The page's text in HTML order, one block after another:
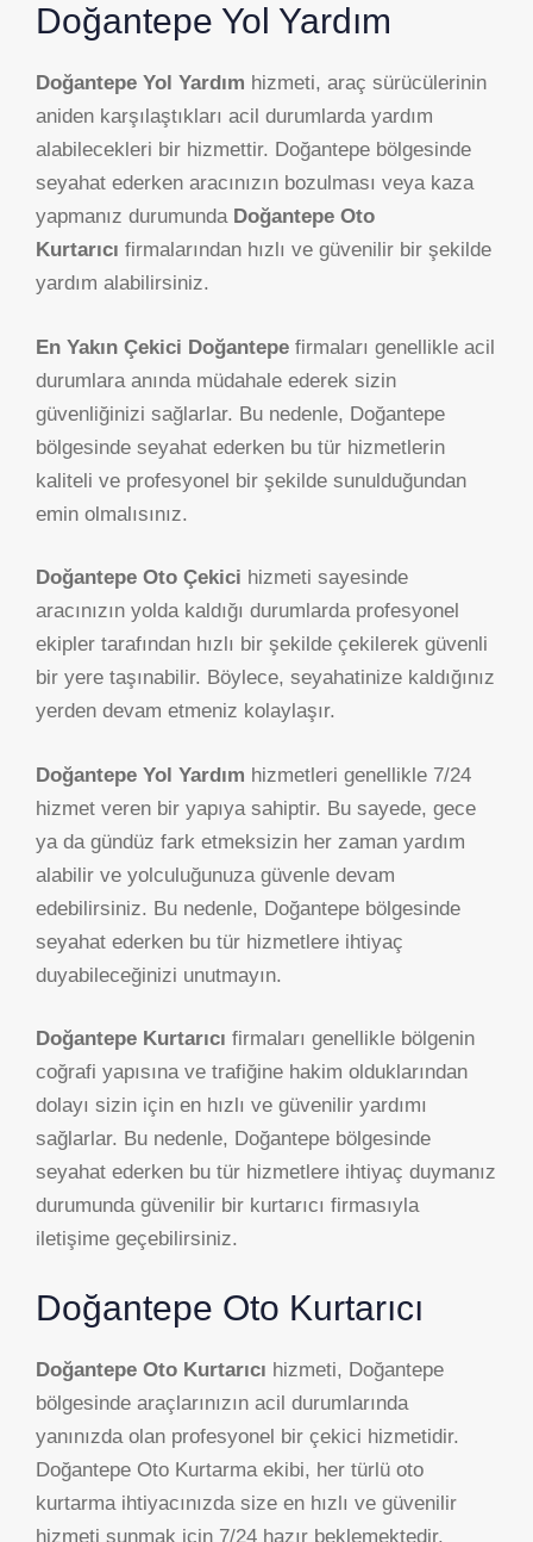
Doğantepe Yol Yardım
Doğantepe Yol Yardım hizmeti, araç sürücülerinin
aniden karşılaştıkları acil durumlarda yardım
alabilecekleri bir hizmettir. Doğantepe bölgesinde
seyahat ederken aracınızın bozulması veya kaza
yapmanız durumunda Doğantepe Oto
Kurtarıcı firmalarından hızlı ve güvenilir bir şekilde
yardım alabilirsiniz.
En Yakın Çekici Doğantepe firmaları genellikle acil
durumlara anında müdahale ederek sizin
güvenliğinizi sağlarlar. Bu nedenle, Doğantepe
bölgesinde seyahat ederken bu tür hizmetlerin
kaliteli ve profesyonel bir şekilde sunulduğundan
emin olmalısınız.
Doğantepe Oto Çekici hizmeti sayesinde
aracınızın yolda kaldığı durumlarda profesyonel
ekipler tarafından hızlı bir şekilde çekilerek güvenli
bir yere taşınabilir. Böylece, seyahatinize kaldığınız
yerden devam etmeniz kolaylaşır.
Doğantepe Yol Yardım hizmetleri genellikle 7/24
hizmet veren bir yapıya sahiptir. Bu sayede, gece
ya da gündüz fark etmeksizin her zaman yardım
alabilir ve yolculuğunuza güvenle devam
edebilirsiniz. Bu nedenle, Doğantepe bölgesinde
seyahat ederken bu tür hizmetlere ihtiyaç
duyabileceğinizi unutmayın.
Doğantepe Kurtarıcı firmaları genellikle bölgenin
coğrafi yapısına ve trafiğine hakim olduklarından
dolayı sizin için en hızlı ve güvenilir yardımı
sağlarlar. Bu nedenle, Doğantepe bölgesinde
seyahat ederken bu tür hizmetlere ihtiyaç duymanız
durumunda güvenilir bir kurtarıcı firmasıyla
iletişime geçebilirsiniz.
Doğantepe Oto Kurtarıcı
Doğantepe Oto Kurtarıcı hizmeti, Doğantepe
bölgesinde araçlarınızın acil durumlarında
yanınızda olan profesyonel bir çekici hizmetidir.
Doğantepe Oto Kurtarma ekibi, her türlü oto
kurtarma ihtiyacınızda size en hızlı ve güvenilir
hizmeti sunmak için 7/24 hazır beklemektedir.